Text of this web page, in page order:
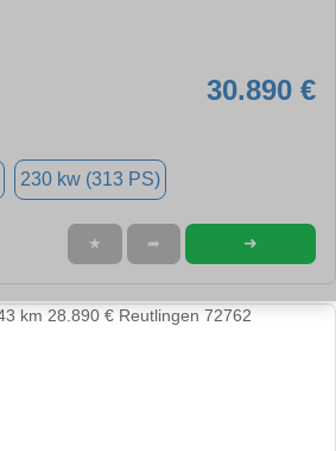
30.890 €
230 kw (313 PS)
★ ➦ ➜